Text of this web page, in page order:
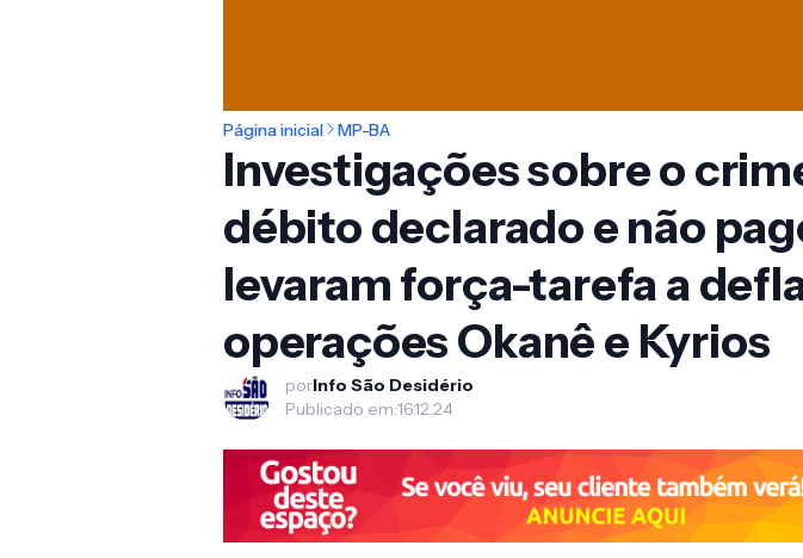
Página inicial MP-BA
Investigações sobre o
débito declarado e não
levaram força-tarefa a
operações Okanê e Kyrios
porInfo São Desidério
Publicado em:16.12.24